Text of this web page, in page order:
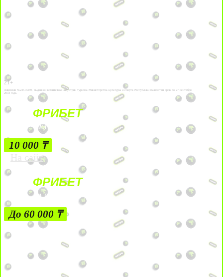
21+
Лицензии №24514359, выданной комитетом индустрии туризма Министерства культуры и спорта Республики Казахстан срок до 27 сентября
2034 года.
ФРИБЕТ
БЕЗ УСЛОВИЙ
10 000 ₸
На сайт
ФРИБЕТ
ЗА ДЕПОЗИТЫ
До 60 000 ₸